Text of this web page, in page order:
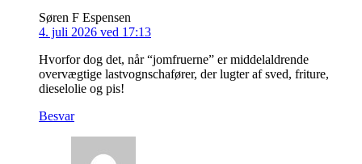
Søren F Espensen
4. juli 2026 ved 17:13
Hvorfor dog det, når “jomfruerne” er middelaldrende
overvægtige lastvognschafører, der lugter af sved, friture,
dieselolie og pis!
Besvar